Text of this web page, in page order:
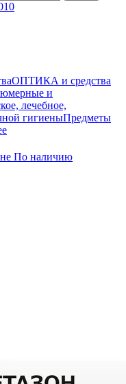
ОПТИКА и средства
и
лечебное,
гигиеныПредметы
По наличию